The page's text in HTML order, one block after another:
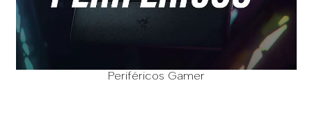
Periféricos Gamer